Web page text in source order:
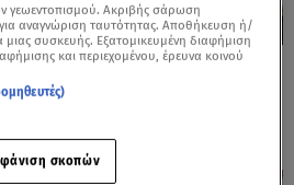
Νέες φωτογραφίες από
γεωεντοπισμού. Ακριβής σάρωση
αναγνώριση ταυτότητας. Αποθήκευση ή/
συσκευής. Εξατομικευμένη διαφήμιση
και περιεχομένου, έρευνα κοινού
σκοπών